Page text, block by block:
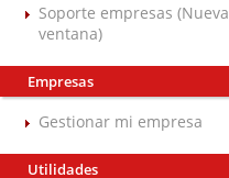
Soporte empresas (Nueva
ventana)
Empresas
Gestionar mi empresa
Utilidades